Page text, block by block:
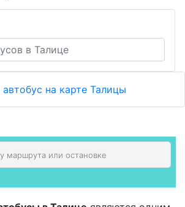
на карте Талицы